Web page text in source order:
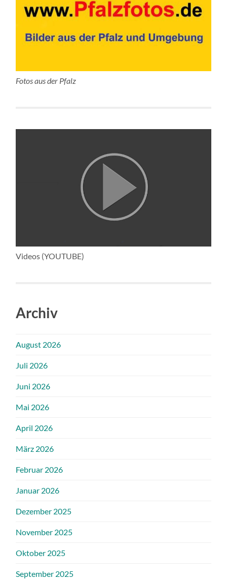
Fotos aus der Pfalz
Videos (YOUTUBE)
Archiv
August 2026
Juli 2026
Juni 2026
Mai 2026
April 2026
März 2026
Februar 2026
Januar 2026
Dezember 2025
November 2025
Oktober 2025
September 2025